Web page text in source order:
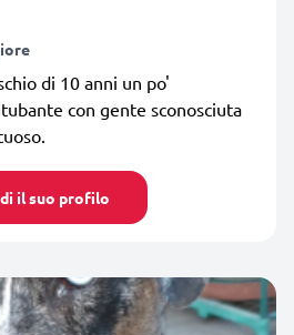
di 10 anni un po'
con gente sconosciuta
il suo profilo